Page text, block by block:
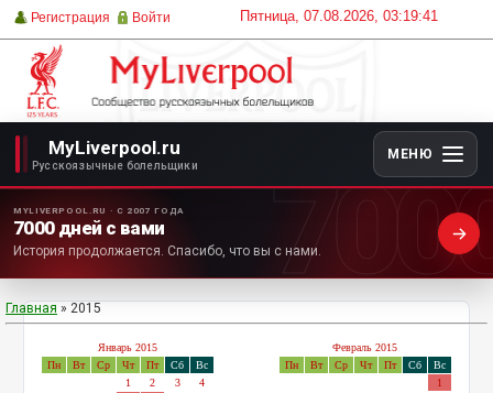
Пятница, 07.08.2026, 03:19:41
Регистрация Войти
MyLiverpool.ru
Русскоязычные болельщики
МЕНЮ
MYLIVERPOOL.RU · С 2007 ГОДА
7000 дней с вами
История продолжается. Спасибо, что вы с нами.
Главная » 2015
Январь 2015
Пн
Вт Ср Чт Пт Сб
Вс
1
2 3
4
Февраль 2015
Пн
Вт Ср Чт Пт Сб
Вс
1